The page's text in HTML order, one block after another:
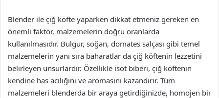
Blender ile çiğ köfte yaparken dikkat etmeniz gereken en
önemli faktör, malzemelerin doğru oranlarda
kullanılmasıdır. Bulgur, soğan, domates salçası gibi temel
malzemelerin yanı sıra baharatlar da çiğ köftenin lezzetini
belirleyen unsurlardır. Özellikle isot biberi, çiğ köftenin
kendine has acılığını ve aromasını kazandırır. Tüm
malzemeleri blenderda bir araya getirdiğinizde, homojen bir